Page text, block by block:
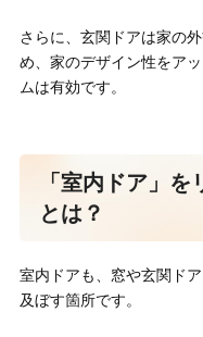
さらに、玄関ドアは家の
め、家のデザイン性をア
ムは有効です。
「室内ドア」
とは？
室内ドアも、窓や玄関ド
及ぼす箇所です。